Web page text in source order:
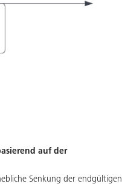
auf der
Senkung der endgültigen